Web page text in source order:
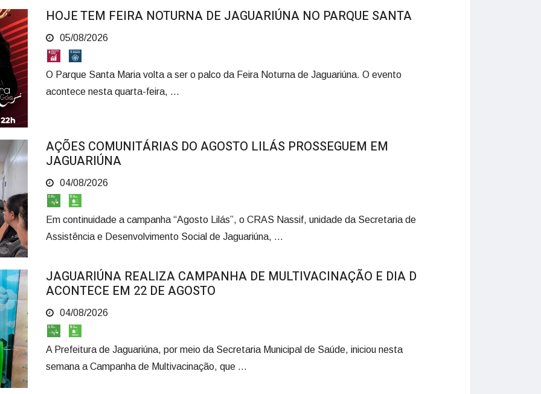
HOJE TEM FEIRA NOTURNA DE JAGUARIÚNA NO PARQUE SANTA
05/08/2026
O Parque Santa Maria volta a ser o palco da Feira Noturna de Jaguariúna. O evento
acontece nesta quarta-feira, ...
AÇÕES COMUNITÁRIAS DO AGOSTO LILÁS PROSSEGUEM EM
JAGUARIÚNA
04/08/2026
Em continuidade a campanha “Agosto Lilás”, o CRAS Nassif, unidade da Secretaria de
Assistência e Desenvolvimento Social de Jaguariúna, ...
JAGUARIÚNA REALIZA CAMPANHA DE MULTIVACINAÇÃO E DIA D
ACONTECE EM 22 DE AGOSTO
04/08/2026
A Prefeitura de Jaguariúna, por meio da Secretaria Municipal de Saúde, iniciou nesta
semana a Campanha de Multivacinação, que ...